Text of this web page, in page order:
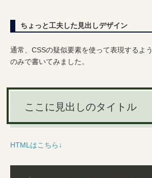
ちょっと工夫した見出しデザイン
通常、CSSの疑似要素を使って表現するよ
のみで書いてみました。
ここに見出しのタイトル
HTMLはこちら↓